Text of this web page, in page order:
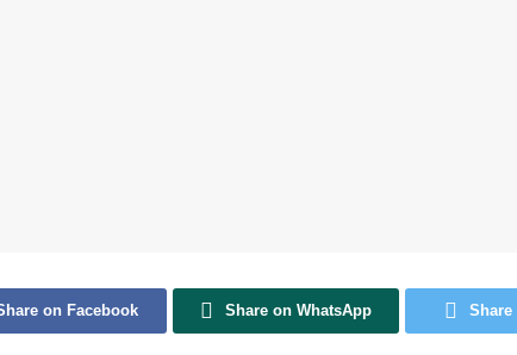
on Facebook Share on WhatsApp Share